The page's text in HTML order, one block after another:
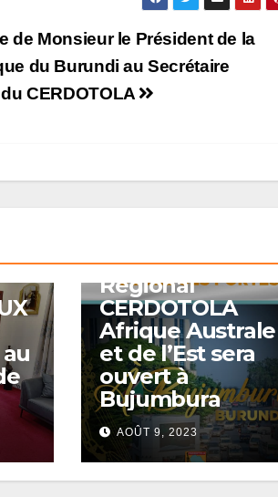
de Monsieur le Président de la
du Burundi au Secrétaire
CERDOTOLA
2023, le Bureau
Régional
CERDOTOLA
Afrique Australe
et de l’Est sera
ouvert à
Bujumbura
AOÛT 9, 2023